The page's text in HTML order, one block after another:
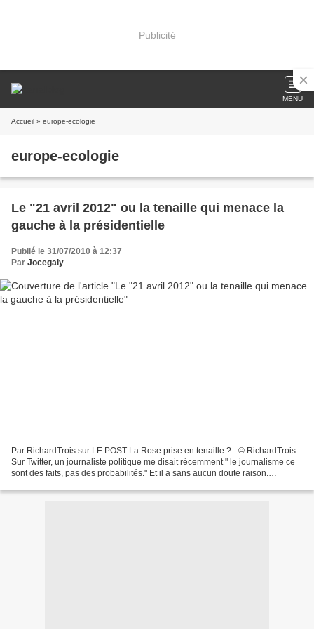
Publicité
MENU
Accueil » europe-ecologie
europe-ecologie
Le "21 avril 2012" ou la tenaille qui menace la
gauche à la présidentielle
Publié le 31/07/2010 à 12:37
Par Jocegaly
Par RichardTrois sur LE POST La Rose prise en tenaille ? - © RichardTrois
Sur Twitter, un journaliste politique me disait récemment " le journalisme ce
sont des faits, pas des probabilités." Et il a sans aucun doute raison.